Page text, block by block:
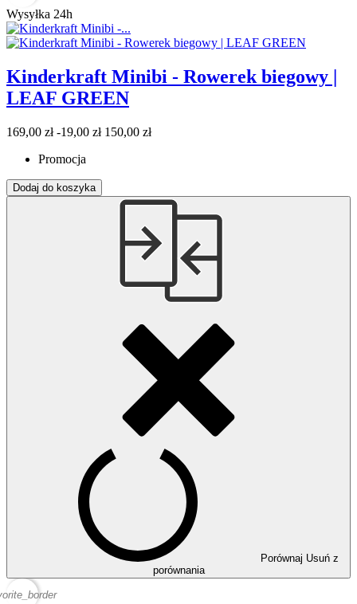
Wysyłka 24h
Kinderkraft Minibi - Rowerek biegowy |
LEAF GREEN
169,00 zł -19,00 zł 150,00 zł
Promocja
Dodaj do koszyka
Porównaj Usuń z
porównania